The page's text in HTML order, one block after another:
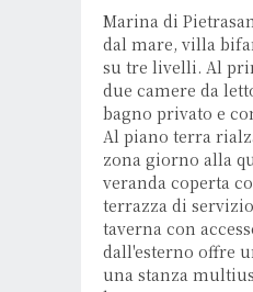
Marina di
dal mare, villa
su tre livelli. Al
due camere da
bagno privato e
Al piano terra
zona giorno alla
veranda coperta
terrazza di
taverna con
dall'esterno offre
una stanza